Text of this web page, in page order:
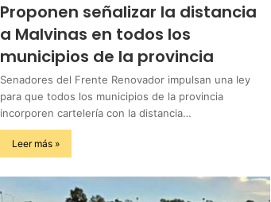
Proponen señalizar la distancia
a Malvinas en todos los
municipios de la provincia
Senadores del Frente Renovador impulsan una ley
para que todos los municipios de la provincia
incorporen cartelería con la distancia…
Leer más »